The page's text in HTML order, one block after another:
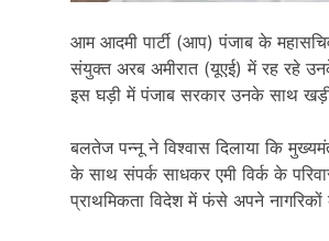
आम आदमी पार्टी (आप) पंजाब के
संयुक्त अरब अमीरात (यूएई) में रह रहे
इस घड़ी में पंजाब सरकार उनके साथ
बलतेज पन्नू ने विश्वास दिलाया कि
के साथ संपर्क साधकर एमी विर्क के
प्राथमिकता विदेश में फंसे अपने नागरिकों